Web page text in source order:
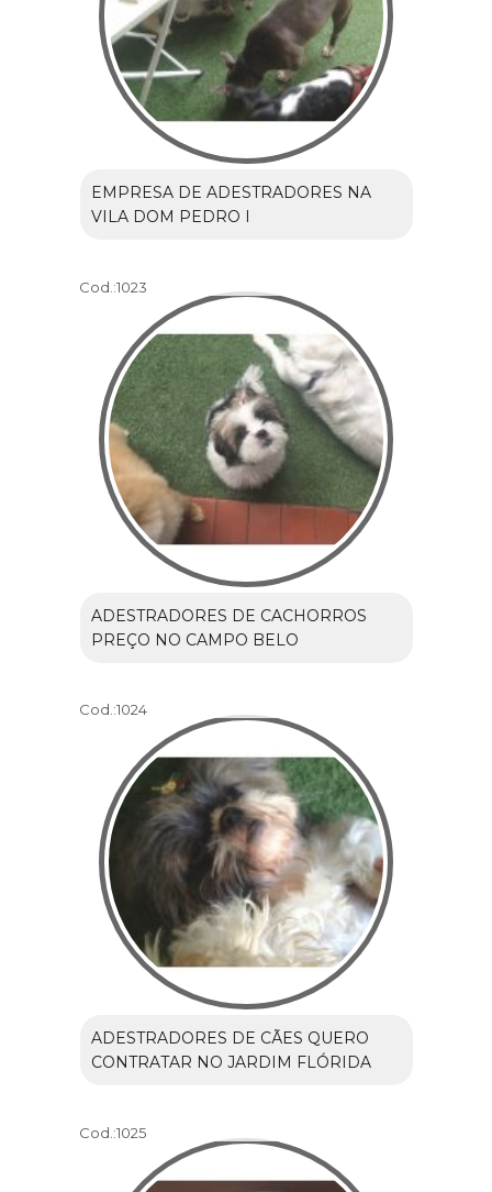
EMPRESA DE ADESTRADORES NA
VILA DOM PEDRO I
Cod.:1023
ADESTRADORES DE CACHORROS
PREÇO NO CAMPO BELO
Cod.:1024
ADESTRADORES DE CÃES QUERO
CONTRATAR NO JARDIM FLÓRIDA
Cod.:1025